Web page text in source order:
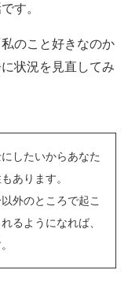
す。
のこと好きなのか
状況を見直してみ
したいからあなた
あります。
外のところで起こ
るようになれば、